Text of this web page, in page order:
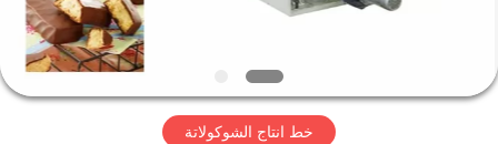
عنا
خط انتاج الشوكولاتة